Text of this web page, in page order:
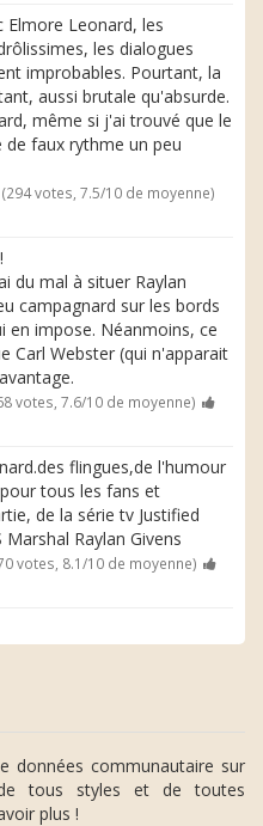
Leonard, les
les dialogues
improbables. Pourtant, la
aussi brutale qu'absurde.
même si j'ai trouvé que le
faux rythme un peu
(294 votes, 7.5/10 de moyenne)
du mal à situer Raylan
campagnard sur les bords
en impose. Néanmoins, ce
Carl Webster (qui n'apparait
votes, 7.6/10 de moyenne)
flingues,de l'humour
tous les fans et
de la série tv Justified
Raylan Givens
votes, 8.1/10 de moyenne)
données communautaire sur
tous styles et de toutes
plus !